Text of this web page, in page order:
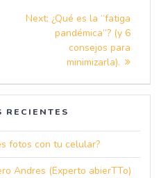
Next: Next
post:
¿Qué es la “fatiga
pandémica”? (y 6
consejos para
minimizarla).
RECIENTES
fotos con tu celular?
Andres (Experto abierTTo)